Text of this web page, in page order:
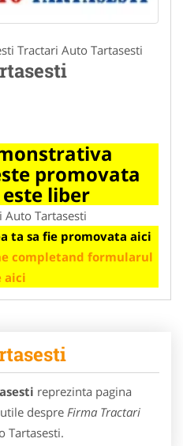
Tractari Auto Tartasesti
promovata
liber
Auto Tartasesti
ta sa fie promovata aici
completand formularul
aici
reprezinta pagina
despre Firma Tractari
Tartasesti.